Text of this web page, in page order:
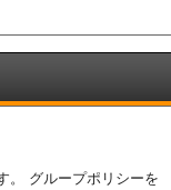
。 グループポリシーを